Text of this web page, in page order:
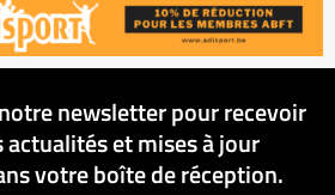
newsletter pour recevoir
actualités et mises à jour
votre boîte de réception.